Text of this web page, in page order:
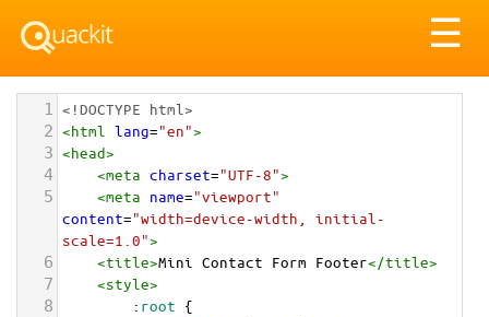
☰
1 <!DOCTYPE html>
2 <html lang="en">
3 <head>
4 <meta charset="UTF-8">
5 <meta name="viewport"
content="width=device-width, initial-
scale=1.0">
6 <title>Mini Contact Form Footer</title>
7 <style>
8 : root {